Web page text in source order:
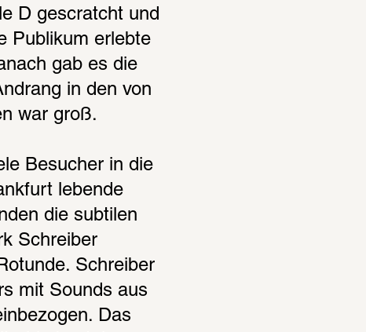
D gescratcht und
Publikum erlebte
gab es die
in den von
war groß.
Besucher in die
lebende
die subtilen
Schreiber
Schreiber
mit Sounds aus
Das